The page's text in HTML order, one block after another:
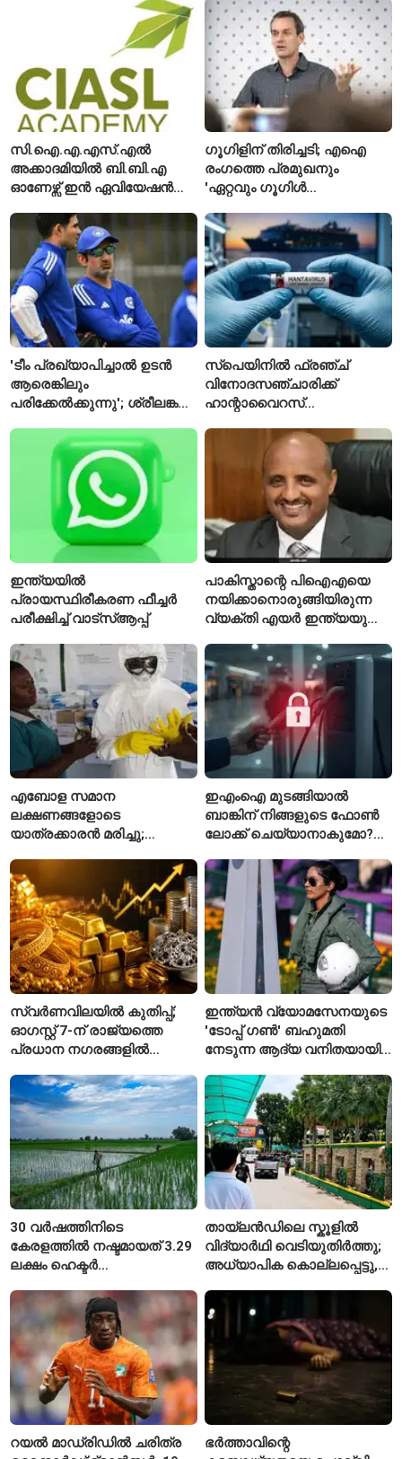
കാണാതായി, 47,773 പേരെ
അനുമതിയില്ലാത്ത
ലിഫ്റ്റുകൾക്ക്
ഹൈക്കോടതിയുടെ വിലക്ക്
സി.ഐ.എ.എസ്.എൽ
അക്കാദമിയിൽ ബി.ബി.എ
ഓണേഴ്സ് ഇൻ ഏവിയേഷൻ
ഈമാസം 12 വരെ
ഗൂഗിളിന് തിരിച്ചടി; എഐ
രംഗത്തെ പ്രമുഖനും
'ഏറ്റവും ഗൂഗിൾ
വിശേഷിപ്പിക്കപ്പെട്ട
ഗവേഷകൻ രാജിവെച്ചു
'ടീം പ്രഖ്യാപിച്ചാൽ ഉടൻ
ആരെങ്കിലും
പരിക്കേൽക്കുന്നു'; ശ്രീലങ്കൻ
ടീമിനെ കുറിച്ച് മുൻതാരം
സ്പെയിനിൽ ഫ്രഞ്ച്
വിനോദസഞ്ചാരിക്ക്
ഹാന്റാവൈറസ്
ഐസൊലേഷനിൽ
പ്രവേശിപ്പിച്ചു
ഇന്ത്യയിൽ
പ്രായസ്ഥിരീകരണ ഫീച്ചർ
പരീക്ഷിച്ച് വാട്‌സ്ആപ്പ്
പാകിസ്താന്റെ പിഐഎയെ
നയിക്കാനൊരുങ്ങിയിരുന്ന
വ്യക്തി എയർ ഇന്ത്യയുടെ
എബോള സമാന
ലക്ഷണങ്ങളോടെ
യാത്രക്കാരൻ മരിച്ചു;
യാത്രക്കാരെ
നിരീക്ഷണത്തിൽ
ഇഎംഐ മുടങ്ങിയാൽ
ബാങ്കിന് നിങ്ങളുടെ ഫോൺ
ലോക്ക് ചെയ്യാനാകുമോ?
ചട്ടങ്ങൾ ഇങ്ങനെ
സ്വർണവിലയിൽ കുതിപ്പ്;
ഓഗസ്റ്റ് 7-ന് രാജ്യത്തെ
പ്രധാന നഗരങ്ങളിൽ
ഇന്ത്യൻ വ്യോമസേനയുടെ
'ടോപ്പ് ഗൺ' ബഹുമതി
നേടുന്ന ആദ്യ വനിതയായി
30 വർഷത്തിനിടെ
കേരളത്തിൽ നഷ്ടമായത് 3.29
ലക്ഷം ഹെക്ടർ
തായ്‌ലൻഡിലെ സ്കൂളിൽ
വിദ്യാർഥി വെടിയുതിർത്തു;
അധ്യാപിക കൊല്ലപ്പെട്ടു,
റയൽ മാഡ്രിഡിൽ ചരിത്ര
ഭർത്താവിന്റെ